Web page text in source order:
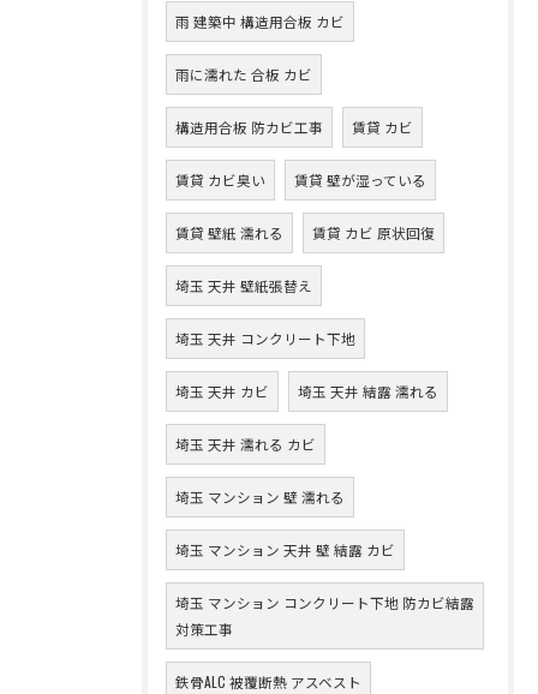
雨 建築中 構造用合板 カビ
雨に濡れた 合板 カビ
構造用合板 防カビ工事 賃貸 カビ
賃貸 カビ臭い 賃貸 壁が湿っている
賃貸 壁紙 濡れる 賃貸 カビ 原状回復
埼玉 天井 壁紙張替え
埼玉 天井 コンクリート下地
埼玉 天井 カビ 埼玉 天井 結露 濡れる
埼玉 天井 濡れる カビ
埼玉 マンション 壁 濡れる
埼玉 マンション 天井 壁 結露 カビ
埼玉 マンション コンクリート下地 防カビ結露
対策工事
鉄骨ALC 被覆断熱 アスベスト